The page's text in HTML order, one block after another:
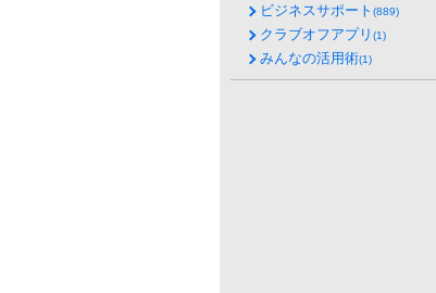
ビジネスサポート (889)
クラブオフアプリ (1)
みんなの活用術(1)